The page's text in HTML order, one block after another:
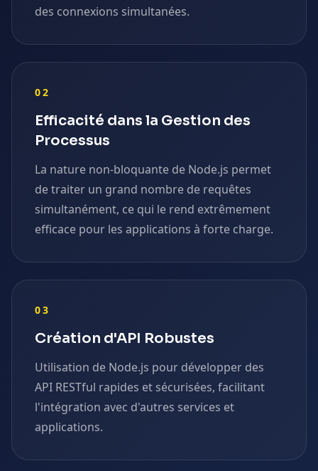
des connexions simultanées.
02
Efficacité dans la Gestion des
Processus
La nature non-bloquante de Node.js permet
de traiter un grand nombre de requêtes
simultanément, ce qui le rend extrêmement
efficace pour les applications à forte charge.
03
Création d'API Robustes
Utilisation de Node.js pour développer des
API RESTful rapides et sécurisées, facilitant
l'intégration avec d'autres services et
applications.